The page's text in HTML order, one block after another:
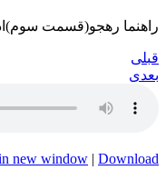
راهنما رهجو(قسمت
قبلی
بعدی
new window | Download